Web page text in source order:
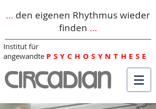
... den eigenen Rhythmus wieder
finden ...
Institut für
angewandte PSYCHOSYNTHESE